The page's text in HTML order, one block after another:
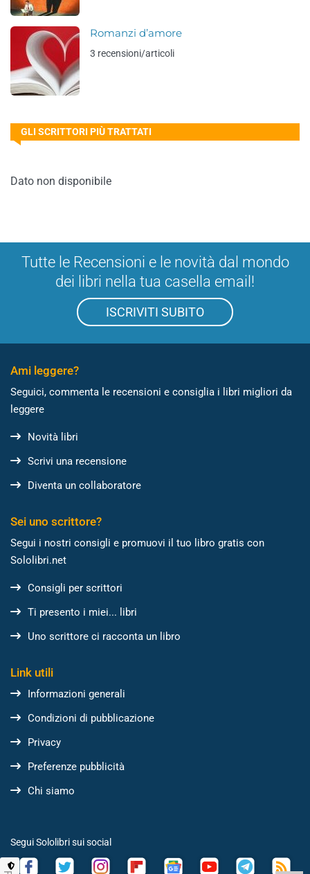
Romanzi d’amore
3 recensioni/articoli
GLI SCRITTORI PIÙ TRATTATI
Dato non disponibile
Tutte le Recensioni e le novità dal mondo
dei libri nella tua casella email!
ISCRIVITI SUBITO
Ami leggere?
Seguici, commenta le recensioni e consiglia i libri migliori da
leggere
Novità libri
Scrivi una recensione
Diventa un collaboratore
Sei uno scrittore?
Segui i nostri consigli e promuovi il tuo libro gratis con
Sololibri.net
Consigli per scrittori
Ti presento i miei... libri
Uno scrittore ci racconta un libro
Link utili
Informazioni generali
Condizioni di pubblicazione
Privacy
Preferenze pubblicità
Chi siamo
Segui Sololibri sui social